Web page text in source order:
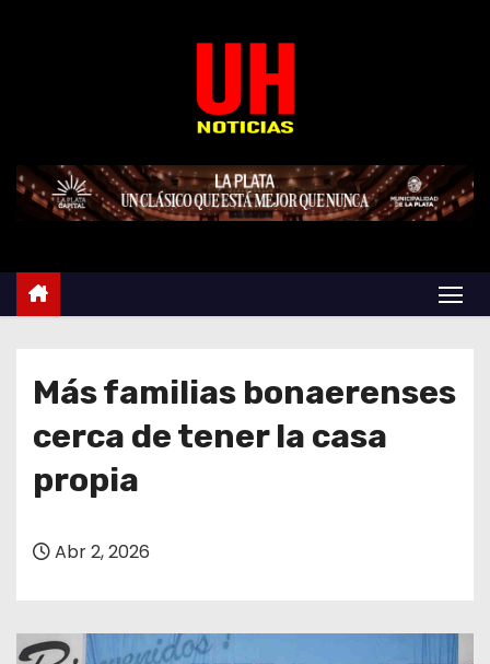
e
Más familias bonaerenses
cerca de tener la casa
propia
Abr 2, 2026